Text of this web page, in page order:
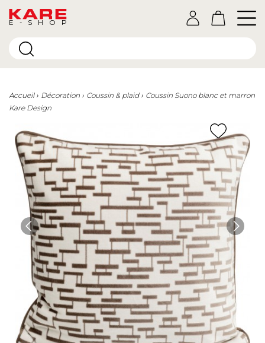
E-SHOP
Accueil Décoration Coussin & plaid
Coussin Suono blanc et marron
Kare Design